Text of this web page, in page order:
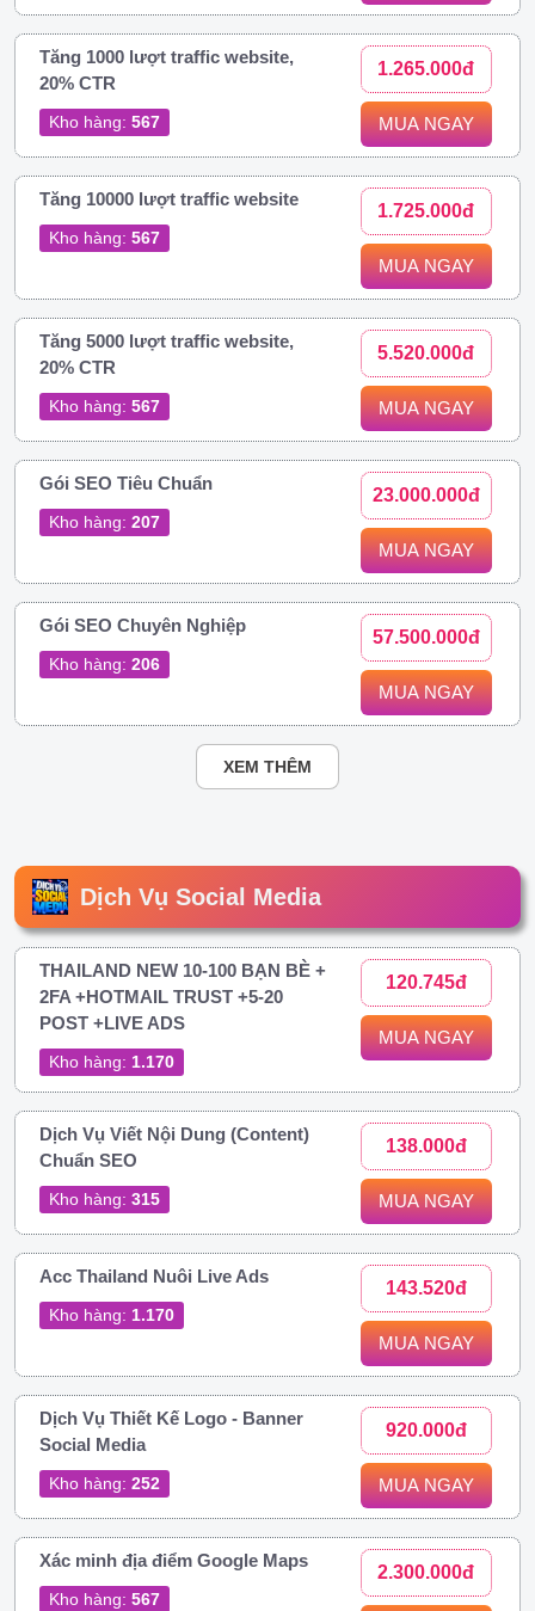
Tăng 1000 lượt traffic website,
20% CTR
Kho hàng: 567
1.265.000đ
MUA NGAY
Tăng 10000 lượt traffic website
Kho hàng: 567
1.725.000đ
MUA NGAY
Tăng 5000 lượt traffic website,
20% CTR
Kho hàng: 567
5.520.000đ
MUA NGAY
Gói SEO Tiêu Chuẩn
Kho hàng: 207
23.000.000đ
MUA NGAY
Gói SEO Chuyên Nghiệp
Kho hàng: 206
57.500.000đ
MUA NGAY
XEM THÊM
Dịch Vụ Social Media
THAILAND NEW 10-100 BẠN BÈ +
2FA +HOTMAIL TRUST +5-20
POST +LIVE ADS
Kho hàng: 1.170
120.745đ
MUA NGAY
Dịch Vụ Viết Nội Dung (Content)
Chuẩn SEO
Kho hàng: 315
138.000đ
MUA NGAY
Acc Thailand Nuôi Live Ads
Kho hàng: 1.170
143.520đ
MUA NGAY
Dịch Vụ Thiết Kế Logo - Banner
Social Media
Kho hàng: 252
920.000đ
MUA NGAY
Xác minh địa điểm Google Maps
Kho hàng: 567
2.300.000đ